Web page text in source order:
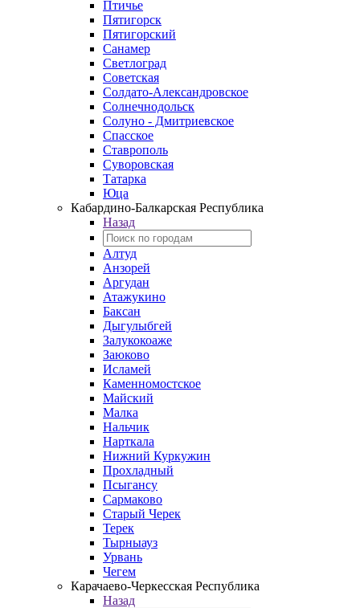
Птичье
Пятигорск
Пятигорский
Санамер
Светлоград
Советская
Солдато-Александровское
Солнечнодольск
Солуно - Дмитриевское
Спасское
Ставрополь
Суворовская
Татарка
Юца
Кабардино‑Балкарская Республика
Назад
Алтуд
Анзорей
Аргудан
Атажукино
Баксан
Дыгулыбгей
Залукокоаже
Заюково
Исламей
Каменномостское
Майский
Малка
Нальчик
Нарткала
Нижний Куркужин
Прохладный
Псыгансу
Сармаково
Старый Черек
Терек
Тырныауз
Урвань
Чегем
Карачаево-Черкесская Республика
Назад